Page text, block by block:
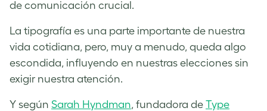
de comunicación crucial.
La tipografía es una parte importante de nuestra
vida cotidiana, pero, muy a menudo, queda algo
escondida, influyendo en nuestras elecciones sin
exigir nuestra atención.
Y según Sarah Hyndman, fundadora de Type